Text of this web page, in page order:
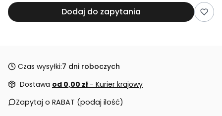
Dodaj do zapytania
Czas wysyłki:7 dni roboczych
Dostawa od 0,00 zł - Kurier krajowy
Zapytaj o RABAT (podaj ilość)